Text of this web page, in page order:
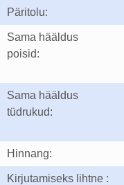
Päritolu:
Sama hääldus
poisid:
Sama hääldus
tüdrukud:
Hinnang:
Kirjutamiseks lihtne :